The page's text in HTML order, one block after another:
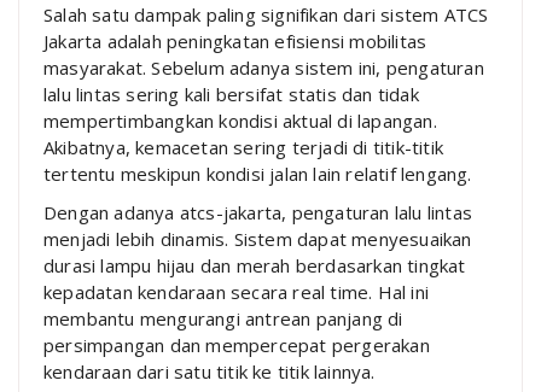
Salah satu dampak paling signifikan dari sistem ATCS
Jakarta adalah peningkatan efisiensi mobilitas
masyarakat. Sebelum adanya sistem ini, pengaturan
lalu lintas sering kali bersifat statis dan tidak
mempertimbangkan kondisi aktual di lapangan.
Akibatnya, kemacetan sering terjadi di titik-titik
tertentu meskipun kondisi jalan lain relatif lengang.
Dengan adanya atcs-jakarta, pengaturan lalu lintas
menjadi lebih dinamis. Sistem dapat menyesuaikan
durasi lampu hijau dan merah berdasarkan tingkat
kepadatan kendaraan secara real time. Hal ini
membantu mengurangi antrean panjang di
persimpangan dan mempercepat pergerakan
kendaraan dari satu titik ke titik lainnya.